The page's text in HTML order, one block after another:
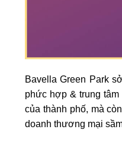
Bavella Green Park
phức hợp & trung
của thành phố, mà
doanh thương mại